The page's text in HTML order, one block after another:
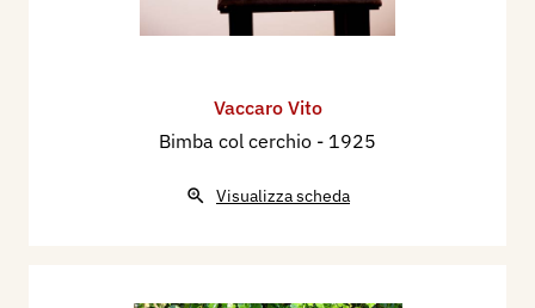
Vaccaro Vito
Bimba col cerchio - 1925
Visualizza scheda